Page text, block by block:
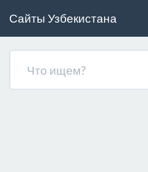
Сайты Узбекистана